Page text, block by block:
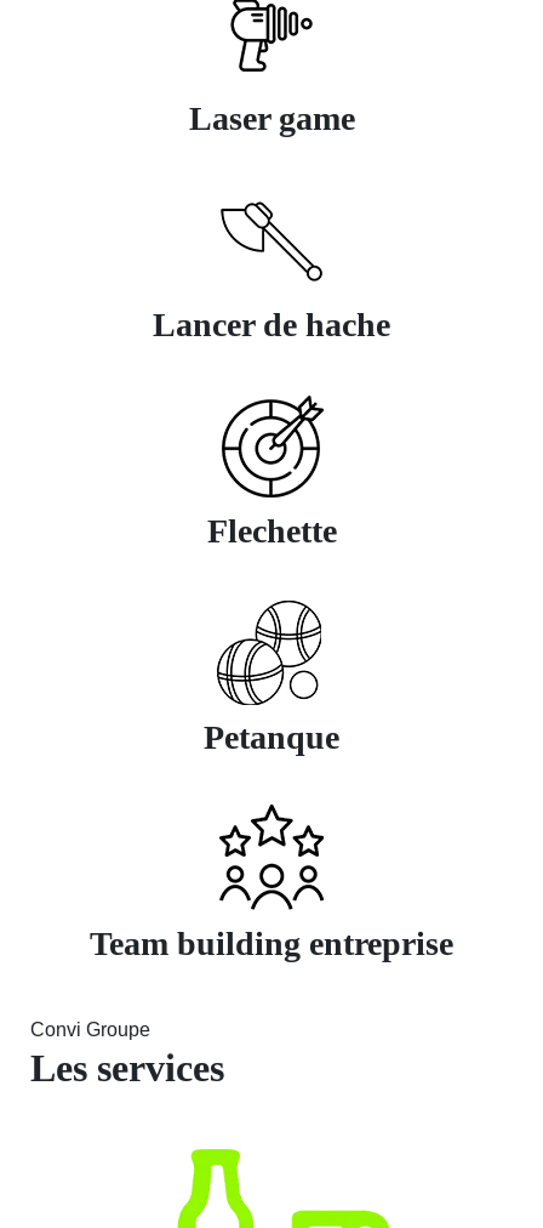
Laser game
Lancer de hache
Flechette
Petanque
Team building entreprise
Convi Groupe
Les services